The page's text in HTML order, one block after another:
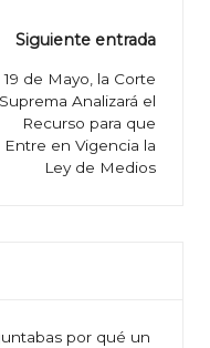
Siguiente entrada
19 de Mayo, la Corte
Suprema Analizará el
Recurso para que
Entre en Vigencia la
Ley de Medios
por qué un